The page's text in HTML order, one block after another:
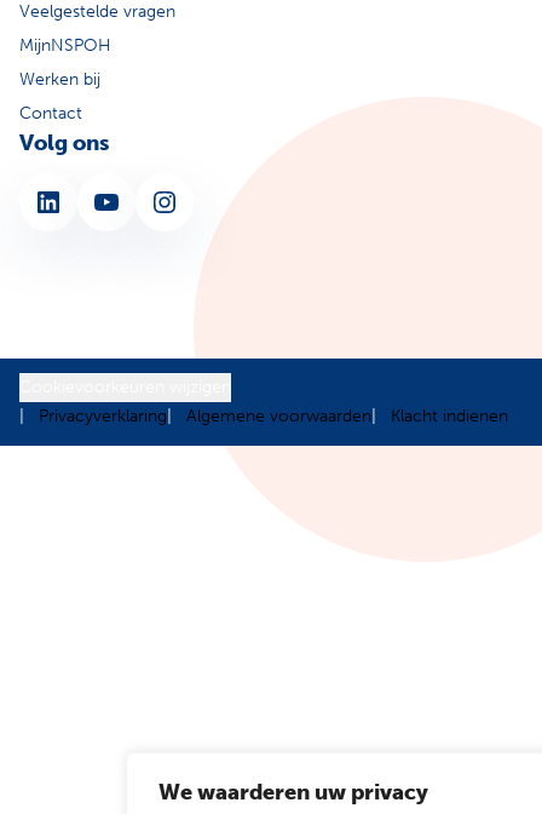
We waarderen uw privacy
Veelgestelde vragen
MijnNSPOH
Werken bij
Contact
Volg ons
LinkedIn YouTube Instagram
Privacyverklaring
Algemene voorwaarden Klacht indienen